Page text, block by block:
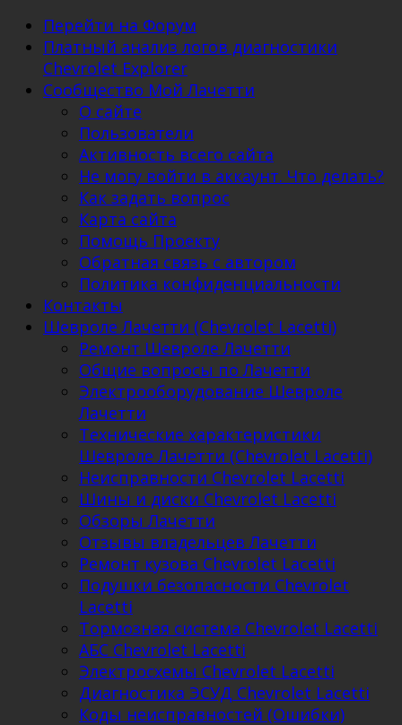
Перейти на Форум
Платный анализ логов диагностики
Chevrolet Explorer
Сообщество Мой Лачетти
О сайте
Пользователи
Активность всего сайта
Не могу войти в аккаунт. Что делать?
Как задать вопрос
Карта сайта
Помощь Проекту
Обратная связь с автором
Политика конфиденциальности
Контакты
Шевроле Лачетти (Chevrolet Lacetti)
Ремонт Шевроле Лачетти
Общие вопросы по Лачетти
Электрооборудование Шевроле
Лачетти
Технические характеристики
Шевроле Лачетти (Chevrolet Lacetti)
Неисправности Chevrolet Lacetti
Шины и диски Chevrolet Lacetti
Обзоры Лачетти
Отзывы владельцев Лачетти
Ремонт кузова Chevrolet Lacetti
Подушки безопасности Chevrolet
Lacetti
Тормозная система Chevrolet Lacetti
АБС Chevrolet Lacetti
Электросхемы Chevrolet Lacetti
Диагностика ЭСУД Chevrolet Lacetti
Коды неисправностей (Ошибки)